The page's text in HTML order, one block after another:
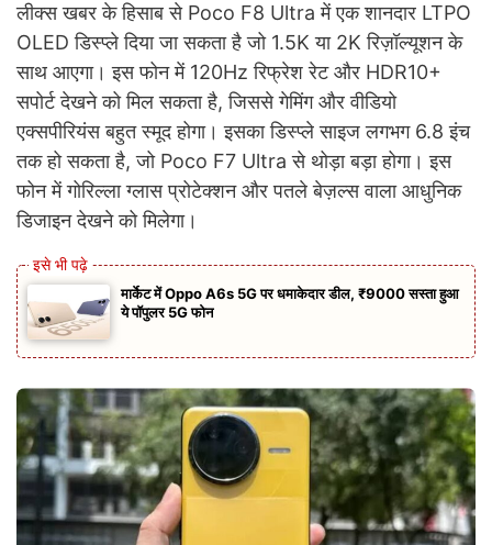
लीक्स खबर के हिसाब से Poco F8 Ultra में एक शानदार LTPO
OLED डिस्प्ले दिया जा सकता है जो 1.5K या 2K रिज़ॉल्यूशन के
साथ आएगा। इस फोन में 120Hz रिफ्रेश रेट और HDR10+
सपोर्ट देखने को मिल सकता है, जिससे गेमिंग और वीडियो
एक्सपीरियंस बहुत स्मूद होगा। इसका डिस्प्ले साइज लगभग 6.8 इंच
तक हो सकता है, जो Poco F7 Ultra से थोड़ा बड़ा होगा। इस
फोन में गोरिल्ला ग्लास प्रोटेक्शन और पतले बेज़ल्स वाला आधुनिक
डिजाइन देखने को मिलेगा।
मार्केट में Oppo A6s 5G पर धमाकेदार डील, ₹9000 सस्ता हुआ
ये पॉपुलर 5G फोन